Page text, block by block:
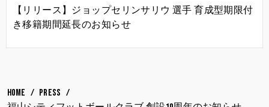
【リリース】ジョップセリンサリウ 選手 育成型期限付
き移籍期間延長のお知らせ
HOME
PRESS